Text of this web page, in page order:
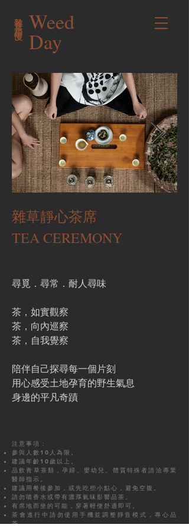
雜草稍慢 Weed
Day
雜草靜心茶席
TEA CEREMONY
尋覓．尋常．耐人尋味
茶，如實觀察
茶，向內巡察
茶，自我覺察
陪伴自己探尋每一個片刻
用心感受土地孕育的野生氣息
身邊的平凡奇蹟
注意事項：
參與人數10人為限。
建議年齡10歲以上。
品飲青草茶類，孕婦、嬰幼兒、體質特殊者請洽專業
醫師指示。
建議用餐後參加，或先吃些小點心，避免空腹。
請勿噴香水或帶有濃厚氣味影響品茶。
有席地而坐的可能，穿著輕便舒適即可。
茶會進行中請勿使用手機並調整靜音模式，專心品
茶。